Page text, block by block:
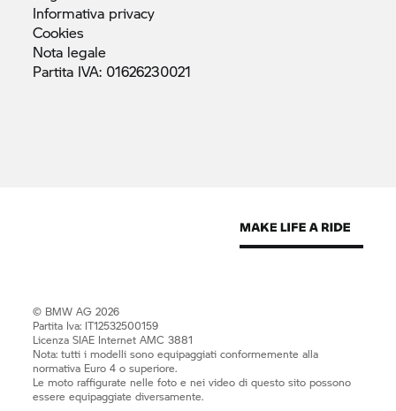
Informativa privacy
Cookies
Nota legale
Partita IVA: 01626230021
© BMW AG 2026
Partita Iva: IT12532500159
Licenza SIAE Internet AMC 3881
Nota: tutti i modelli sono equipaggiati conformemente alla
normativa Euro 4 o superiore.
Le moto raffigurate nelle foto e nei video di questo sito possono
essere equipaggiate diversamente.